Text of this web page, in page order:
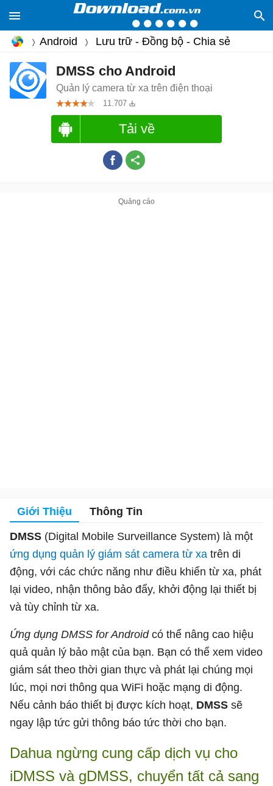
Android Lưu trữ - Đồng bộ - Chia sẻ
DMSS cho Android
Quản lý camera từ xa trên điện thoại
11.707
Tải về
Giới Thiệu Thông Tin
DMSS (Digital Mobile Surveillance System) là một
ứng dụng quản lý giám sát camera từ xa trên di
động, với các chức năng như điều khiển từ xa, phát
lại video, nhận thông bảo đẩy, khởi động lại thiết bị
và tùy chỉnh từ xa.
Ứng dụng DMSS for Androidcó thể nâng cao hiệu
quả quản lý bảo mật của bạn. Bạn có thể xem video
giám sát theo thời gian thực và phát lại chúng mọi
lúc, mọi nơi thông qua WiFi hoặc mạng di động.
Nếu cảnh báo thiết bị được kích hoạt, DMSS sẽ
ngay lập tức gửi thông báo tức thời cho bạn.
Dahua ngừng cung cấp dịch vụ cho
iDMSS và gDMSS, chuyển tất cả sang